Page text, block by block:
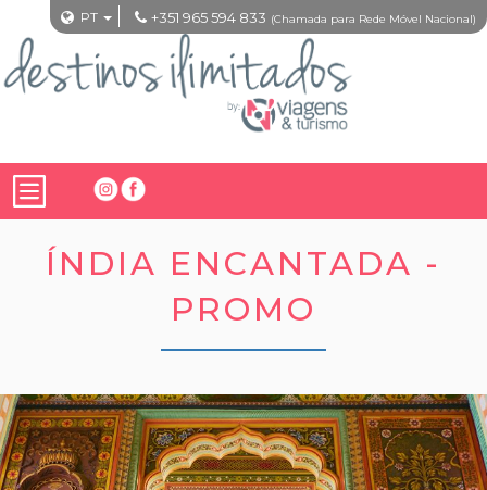
PT +351 965 594 833 (Chamada para Rede Móvel Nacional)
ÍNDIA ENCANTADA -
PROMO